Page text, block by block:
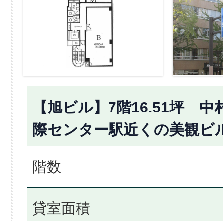
【旭ビル】7階16.51坪 中
際センター駅近くの美観ビ
階数
貸室面積